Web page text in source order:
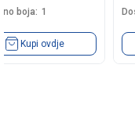
boja: 1
Kupi ovdje